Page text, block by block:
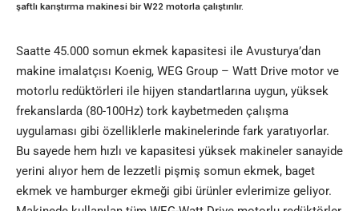
şaftlı karıştırma makinesi bir W22 motorla çalıştırılır.
Saatte 45.000 somun ekmek kapasitesi ile Avusturya’dan
makine imalatçısı Koenig, WEG Group – Watt Drive motor ve
motorlu redüktörleri ile hijyen standartlarına uygun, yüksek
frekanslarda (80-100Hz) tork kaybetmeden çalışma
uygulaması gibi özelliklerle makinelerinde fark yaratıyorlar.
Bu sayede hem hızlı ve kapasitesi yüksek makineler sanayide
yerini alıyor hem de lezzetli pişmiş somun ekmek, baget
ekmek ve hamburger ekmeği gibi ürünler evlerimize geliyor.